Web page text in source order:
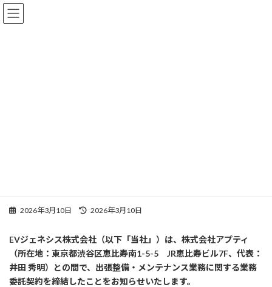
コ
ン
ナ
ビ
2026年3月10日
最
新
日
時
:
2026年3月10日
EVジェネシス株式会社（以下「当社」）は、株式会社アプティ
（所在地：東京都渋谷区恵比寿南1-5-5 JR恵比寿ビル7F、代表：
井田 秀明）との間で、出張整備・メンテナンス業務に関する業務
委託契約を締結したことをお知らせいたします。